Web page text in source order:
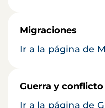
Migraciones
Ir a la página de
Guerra y conflicto
Ir a la página de